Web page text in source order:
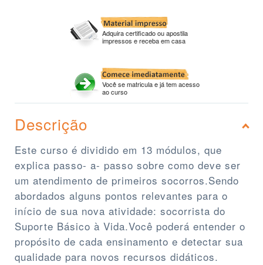
Adquira certificado ou apostila
impressos e receba em casa
Você se matricula e já tem acesso
ao curso
Descrição
Este curso é dividido em 13 módulos, que
explica passo- a- passo sobre como deve ser
um atendimento de primeiros socorros.Sendo
abordados alguns pontos relevantes para o
início de sua nova atividade: socorrista do
Suporte Básico à Vida.Você poderá entender o
propósito de cada ensinamento e detectar sua
qualidade para novos recursos didáticos.